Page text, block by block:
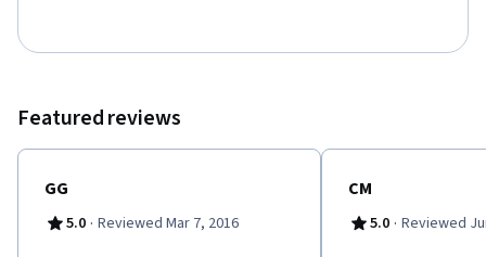
Featured reviews
GG
5.0 · Reviewed Mar 7, 2016
CM
5.0 · Reviewed